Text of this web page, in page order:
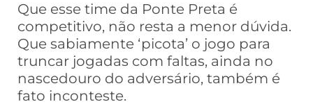
Que esse time da Ponte Preta é
competitivo, não resta a menor dúvida.
Que sabiamente ‘picota’ o jogo para
truncar jogadas com faltas, ainda no
nascedouro do adversário, também é
fato inconteste.